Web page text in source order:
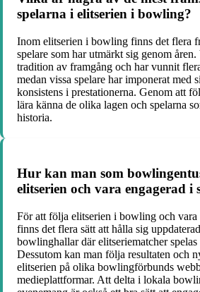
spelarna i elitserien i bowling?
Inom elitserien i bowling finns det flera
spelare som har utmärkt sig genom
tradition av framgång och har vunnit
medan vissa spelare har imponerat med
konsistens i prestationerna. Genom att
lära känna de olika lagen och spelarna
historia.
Hur kan man som
elitserien och vara engagerad i
För att följa elitserien i bowling och vara
finns det flera sätt att hålla sig
bowlinghallar där elitseriematcher
Dessutom kan man följa resultaten och
elitserien på olika bowlingförbunds
medieplattformar. Att delta i lokala